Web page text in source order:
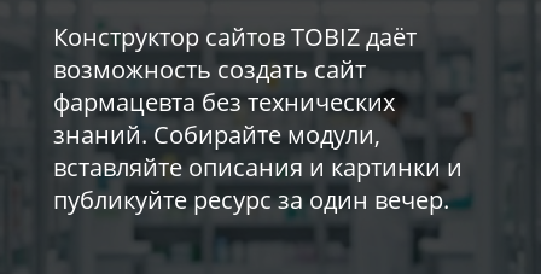
Конструктор сайтов TOBIZ даёт
возможность создать сайт
фармацевта без технических
знаний. Собирайте модули,
вставляйте описания и картинки и
публикуйте ресурс за один вечер.